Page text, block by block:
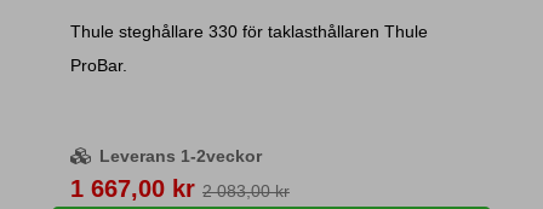
Thule steghållare 330 för taklasthållaren Thule
ProBar.
Leverans 1-2veckor
Pris
1 667,00 kr 2 083,00 kr